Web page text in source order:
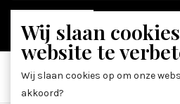
ABONNEER
Wij slaan
website te
Wij slaan cookies op om onze
akkoord?